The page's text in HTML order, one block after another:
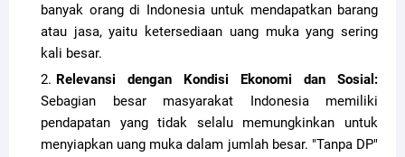
banyak orang di Indonesia untuk mendapatkan barang
atau jasa, yaitu ketersediaan uang muka yang sering
kali besar.
Relevansi dengan Kondisi Ekonomi dan Sosial:
Sebagian besar masyarakat Indonesia memiliki
pendapatan yang tidak selalu memungkinkan untuk
menyiapkan uang muka dalam jumlah besar. "Tanpa DP"